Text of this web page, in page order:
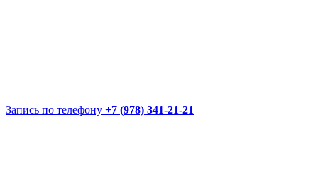
Запись по телефону +7 (978) 341-21-21